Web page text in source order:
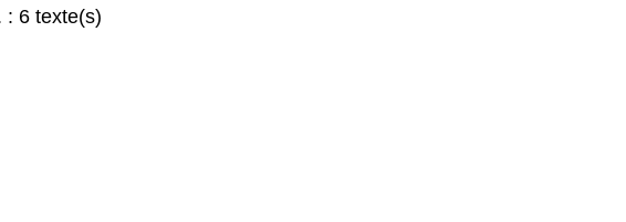
: 6 texte(s)